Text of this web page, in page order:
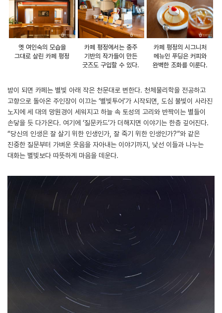
옛 여인숙의 모습을
그대로 살린 카페 평정
카페 평정에서는 충주
기반의 작가들이 만든
굿즈도 구입할 수 있다.
카페 평정의 시그니처
메뉴인 푸딩은 커피와
완벽한 조화를 이룬다.
밤이 되면 카페는 별빛 아래 작은 천문대로 변한다. 천체물리학을 전공하고
고향으로 돌아온 주인장이 이끄는 ‘별빛투어’가 시작되면, 도심 불빛이 사라진
노지에 세 대의 망원경이 세워지고 하늘 속 토성의 고리와 반짝이는 별들이
손닿을 듯 다가온다. 여기에 ‘질문카드’가 더해지면 이야기는 한층 깊어진다.
“당신의 인생은 잘 살기 위한 인생인가, 잘 죽기 위한 인생인가?”와 같은
진중한 질문부터 가벼운 웃음을 자아내는 이야기까지, 낯선 이들과 나누는
대화는 별빛보다 따뜻하게 마음을 데운다.